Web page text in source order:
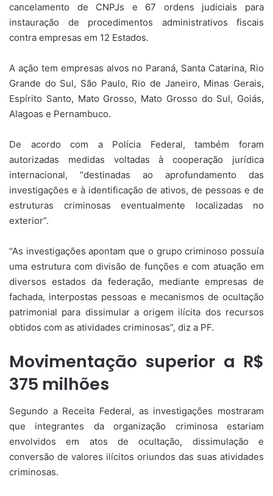
cancelamento de CNPJs e 67 ordens judiciais para
instauração de procedimentos administrativos fiscais
contra empresas em 12 Estados.
A ação tem empresas alvos no Paraná, Santa Catarina, Rio
Grande do Sul, São Paulo, Rio de Janeiro, Minas Gerais,
Espírito Santo, Mato Grosso, Mato Grosso do Sul, Goiás,
Alagoas e Pernambuco.
De acordo com a Polícia Federal, também foram
autorizadas medidas voltadas à cooperação jurídica
internacional, “destinadas ao aprofundamento das
investigações e à identificação de ativos, de pessoas e de
estruturas criminosas eventualmente localizadas no
exterior”.
“As investigações apontam que o grupo criminoso possuía
uma estrutura com divisão de funções e com atuação em
diversos estados da federação, mediante empresas de
fachada, interpostas pessoas e mecanismos de ocultação
patrimonial para dissimular a origem ilícita dos recursos
obtidos com as atividades criminosas”, diz a PF.
Movimentação superior a R$
375 milhões
Segundo a Receita Federal, as investigações mostraram
que integrantes da organização criminosa estariam
envolvidos em atos de ocultação, dissimulação e
conversão de valores ilícitos oriundos das suas atividades
criminosas.